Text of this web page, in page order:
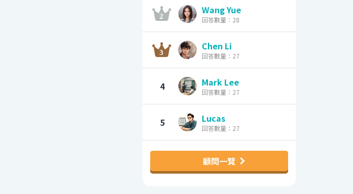
Wang Yue
回答數量：28
Chen Li
回答數量：27
4 Mark Lee
回答數量：27
5 Lucas
回答數量：27
顧問一覽